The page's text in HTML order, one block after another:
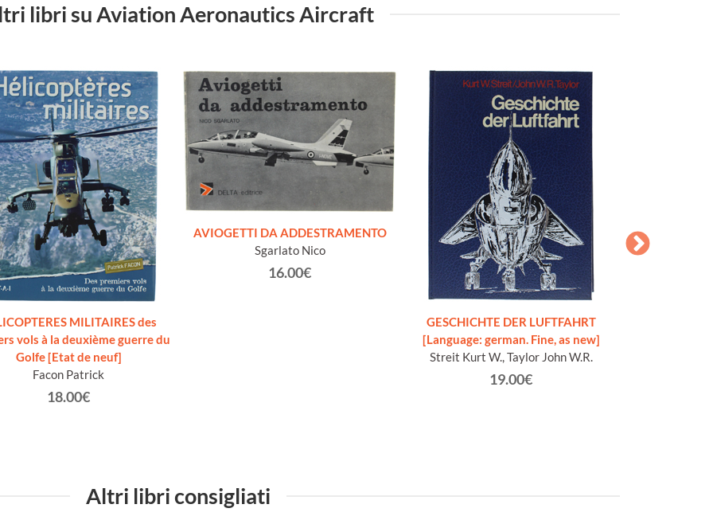
libri su Aviation Aeronautics Aircraft
MILITAIRES des
vols à la deuxième guerre du
Golfe [Etat de neuf]
Facon Patrick
18.00€
AVIOGETTI DA ADDESTRAMENTO
Sgarlato Nico
16.00€
GESCHICHTE DER LUFTFAHRT
[Language: german. Fine, as new]
Streit Kurt W., Taylor John W.R.
19.00€
Altri libri consigliati